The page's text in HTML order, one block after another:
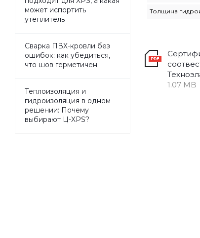
Толщина
1.07 MB
может испортить
утеплитель
Сварка ПВХ-кровли без
ошибок: как убедиться,
что шов герметичен
Теплоизоляция и
гидроизоляция в одном
решении: Почему
выбирают Ц-XPS?